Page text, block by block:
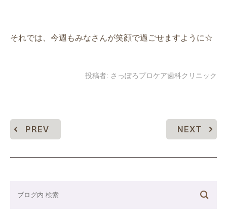
それでは、今週もみなさんが笑顔で過ごせますように☆
投稿者: さっぽろプロケア歯科クリニック
PREV NEXT